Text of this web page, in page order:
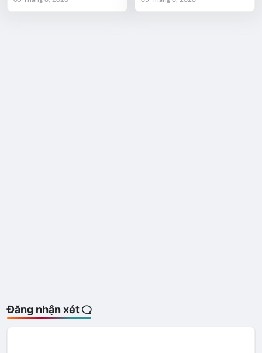
Đăng nhận xét